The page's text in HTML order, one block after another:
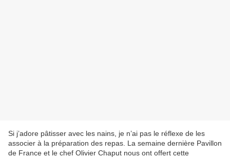
Si j’adore pâtisser avec les nains, je n’ai pas le réflexe de les
associer à la préparation des repas. La semaine dernière Pavillon
de France et le chef Olivier Chaput nous ont offert cette